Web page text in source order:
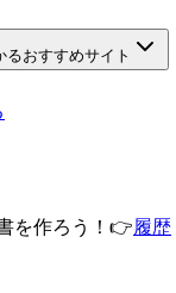
おすすめサイト
を作ろう！ 👉履歴